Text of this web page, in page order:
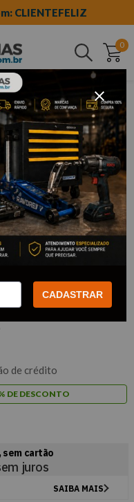
CLIENTEFELIZ
0
Buscar
de partida
(2,5m) -
de crédito
DE DESCONTO
CADASTRAR